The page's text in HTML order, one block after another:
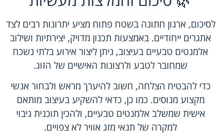
לסיכום, ארגון חתונה בשטח פתוח מציע יתרונות רבים לצד
אתגרים ייחודיים. באמצעות תכנון מדויק, יצירתיות ושילוב
אלמנטים טבעיים בעיצוב, ניתן ליצור אירוע בלתי נשכח
שמחובר לטבע ולרצונות האישיים של הזוג.
כדי להבטיח הצלחה, חשוב להיערך מראש ולבחור אנשי
מקצוע מנוסים. כמו כן, כדאי להשקיע בעיצוב מותאם
אישית שמשלב אלמנטים טבעיים, ולהכין תוכנית גיבוי
למקרה של תנאי מזג אוויר לא צפויים.